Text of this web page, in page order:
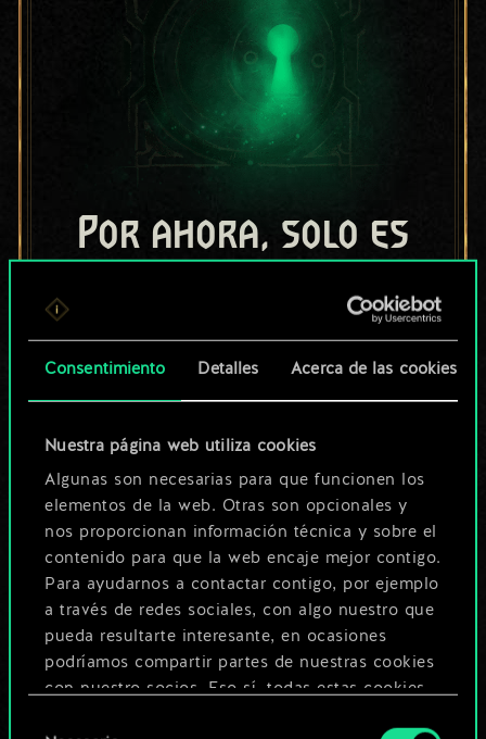
Consentimiento Detalles Acerca de las cookies
Nuestra página web utiliza cookies
Algunas son necesarias para que funcionen los
elementos de la web. Otras son opcionales y
nos proporcionan información técnica y sobre el
contenido para que la web encaje mejor contigo.
Para ayudarnos a contactar contigo, por ejemplo
a través de redes sociales, con algo nuestro que
pueda resultarte interesante, en ocasiones
podríamos compartir partes de nuestras cookies
con nuestro socios. Eso sí, todas estas cookies
Por ahora, solo es
cartas compartido.
¡Pero puede llegar a
Poner nombre a esta baraja y crear
una guía
Editar baraja
O
Explorar las barajas de la